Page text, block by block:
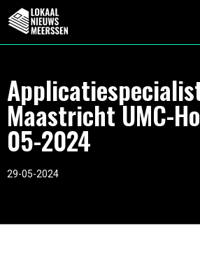
Maastricht UMC-
05-2024
29-05-2024